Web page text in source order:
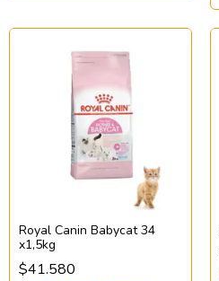
Royal Canin Babycat 34
x1,5kg
$41.580